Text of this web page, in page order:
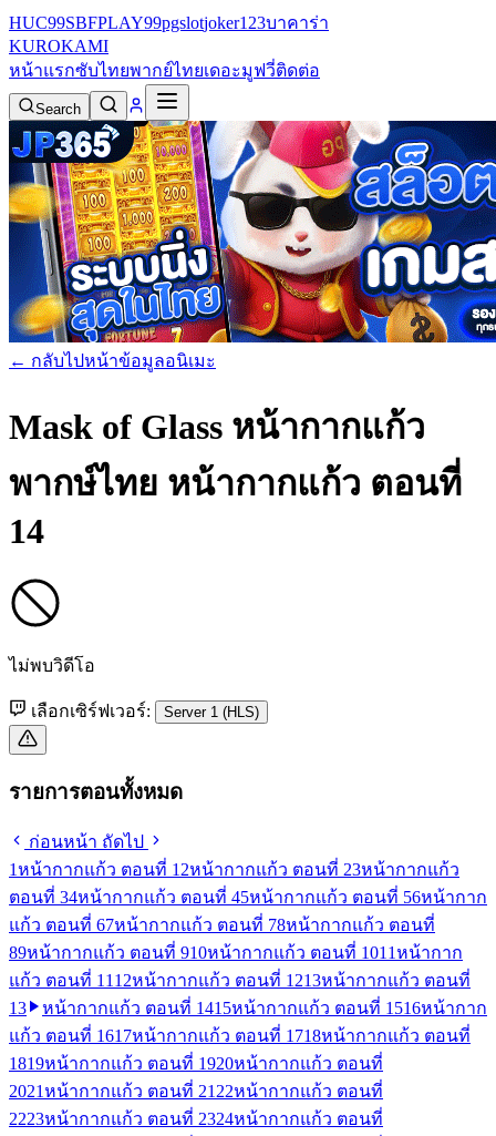
HUC99SBFPLAY99pgslotjoker123บาคาร่า
KUROKAMI
หน้าแรกซับไทยพากย์ไทยเดอะมูฟวี่ติดต่อ
Search
← กลับไปหน้าข้อมูลอนิเมะ
Mask of Glass หน้ากากแก้ว
พากษ์ไทย หน้ากากแก้ว ตอนที่
14
ไม่พบวิดีโอ
เลือกเซิร์ฟเวอร์: Server 1 (HLS)
รายการตอนทั้งหมด
ก่อนหน้า ถัดไป
1หน้ากากแก้ว ตอนที่ 1 2หน้ากากแก้ว ตอนที่ 23หน้ากากแก้ว
ตอนที่ 34หน้ากากแก้ว ตอนที่ 45หน้ากากแก้ว ตอนที่ 56หน้ากาก
แก้ว ตอนที่ 67หน้ากากแก้ว ตอนที่ 78หน้ากากแก้ว ตอนที่
89หน้ากากแก้ว ตอนที่ 910หน้ากากแก้ว ตอนที่ 1011หน้ากาก
แก้ว ตอนที่ 11 12หน้ากากแก้ว ตอนที่ 1213หน้ากากแก้ว ตอนที่
13
หน้ากากแก้ว ตอนที่ 1415หน้ากากแก้ว ตอนที่ 1516หน้ากาก
แก้ว ตอนที่ 1617หน้ากากแก้ว ตอนที่ 1718หน้ากากแก้ว ตอนที่
1819หน้ากากแก้ว ตอนที่ 1920หน้ากากแก้ว ตอนที่
2021หน้ากากแก้ว ตอนที่ 21 22หน้ากากแก้ว ตอนที่
2223หน้ากากแก้ว ตอนที่ 2324หน้ากากแก้ว ตอนที่